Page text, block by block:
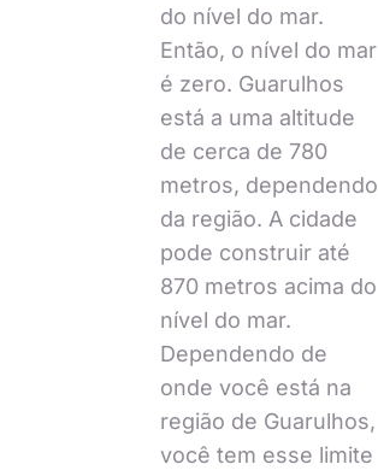
do nível do mar.
Então, o nível do mar
é zero. Guarulhos
está a uma altitude
de cerca de 780
metros, dependendo
da região. A cidade
pode construir até
870 metros acima do
nível do mar.
Dependendo de
onde você está na
região de Guarulhos,
você tem esse limite